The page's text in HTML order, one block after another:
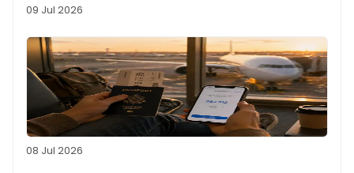
09 Jul 2026
08 Jul 2026